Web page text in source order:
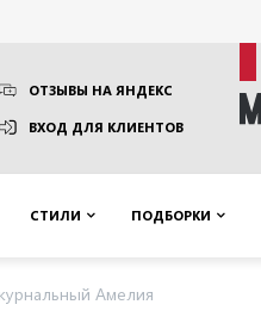
ОТЗЫВЫ НА ЯНДЕКС
ВХОД ДЛЯ КЛИЕНТОВ
СТИЛИ ПОДБОРКИ
Амелия